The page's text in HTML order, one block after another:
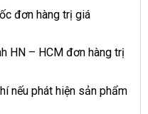
đơn hàng trị giá
HN – HCM đơn hàng trị
nếu phát hiện sản phẩm